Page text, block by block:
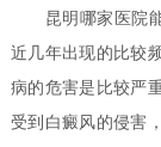
昆明哪家医院
近几年出现的比较
病的危害是比较严
受到白癜风的侵害